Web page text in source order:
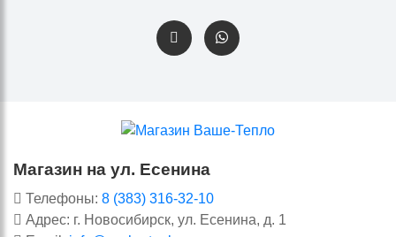
Магазин на ул. Есенина
Телефоны: 8 (383) 316-32-10
Адрес: г. Новосибирск, ул. Есенина, д. 1